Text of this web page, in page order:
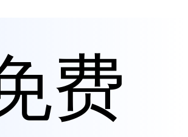
费